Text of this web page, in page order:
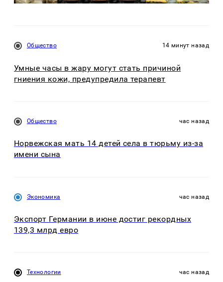
Общество 14 минут назад
Умные часы в жару могут стать причиной
гниения кожи, предупредила терапевт
Общество час назад
Норвежская мать 14 детей села в тюрьму из-за
имени сына
Экономика час назад
Экспорт Германии в июне достиг рекордных
139,3 млрд евро
Технологии час назад